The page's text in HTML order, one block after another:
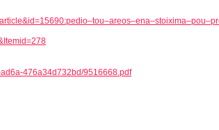
article&id=15690:pedio–tou–areos–ena–stoixima–pou–
Itemid=278
476a34d732bd/9516668.pdf